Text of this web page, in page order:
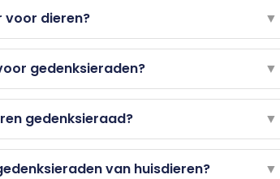
voor dieren? ▼
gedenksieraden? ▼
gedenksieraad? ▼
van huisdieren? ▼